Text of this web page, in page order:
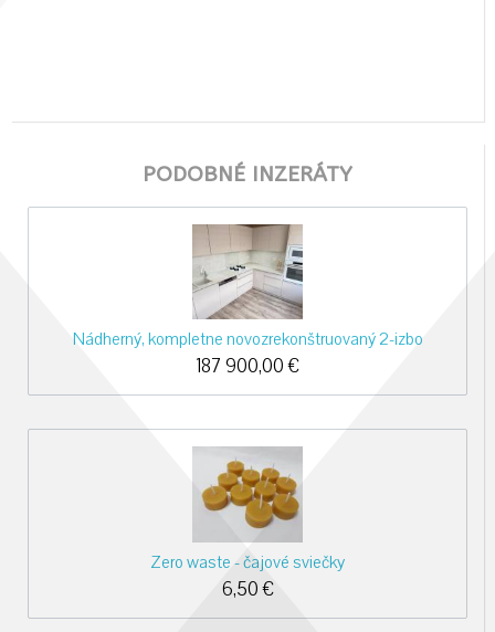
PODOBNÉ INZERÁTY
Nádherný, kompletne novozrekonštruovaný 2-izbo
187 900,00 €
Zero waste - čajové sviečky
6,50€